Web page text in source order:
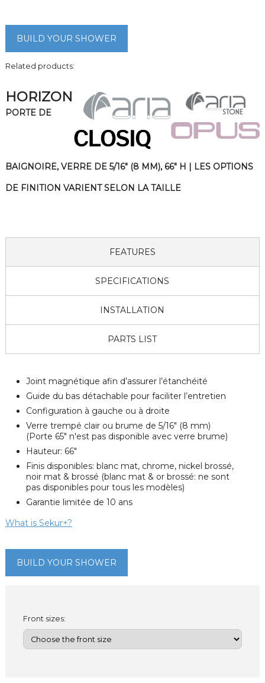
BUILD YOUR SHOWER
Related products:
HORIZON
PORTE DE
BAIGNOIRE, VERRE DE 5/16" (8 MM), 66" H | LES OPTIONS
DE FINITION VARIENT SELON LA TAILLE
FEATURES
SPECIFICATIONS
INSTALLATION
PARTS LIST
Joint magnétique afin d’assurer l’étanchéité
Guide du bas détachable pour faciliter l’entretien
Configuration à gauche ou à droite
Verre trempé clair ou brume de 5/16" (8 mm)
(Porte 65" n'est pas disponible avec verre brume)
Hauteur: 66"
Finis disponibles: blanc mat, chrome, nickel brossé,
noir mat & brossé (blanc mat & or brossé: ne sont
pas disponibles pour tous les modèles)
Garantie limitée de 10 ans
What is Sekur+?
BUILD YOUR SHOWER
Front sizes: